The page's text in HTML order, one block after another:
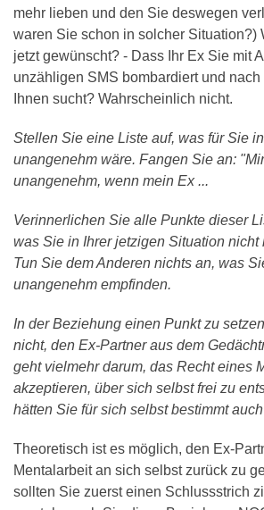
mehr lieben und den Sie deswegen
waren Sie schon in solcher Situation?)
jetzt gewünscht? - Dass Ihr Ex Sie mit
unzähligen SMS bombardiert und nach
Ihnen sucht? Wahrscheinlich nicht.
Stellen Sie eine Liste auf, was für Sie
unangenehm wäre. Fangen Sie an:
unangenehm, wenn mein Ex ...
Verinnerlichen Sie alle Punkte dieser
was Sie in Ihrer jetzigen Situation nicht
Tun Sie dem Anderen nichts an, was
unangenehm empfinden.
In der Beziehung einen Punkt zu
nicht, den Ex-Partner aus dem
geht vielmehr darum, das Recht eines
akzeptieren, über sich selbst frei zu
hätten Sie für sich selbst bestimmt
Theoretisch ist es möglich, den Ex-
Mentalarbeit an sich selbst zurück zu
sollten Sie zuerst einen Schlussstrich